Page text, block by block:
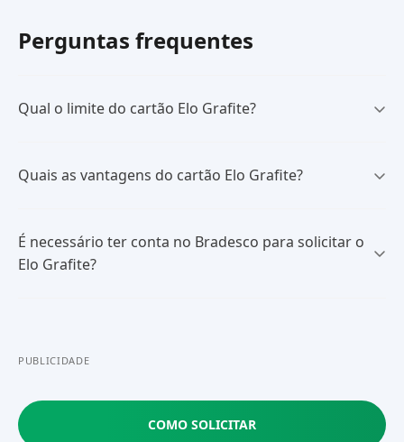
Perguntas frequentes
Qual o limite do cartão Elo Grafite?
Quais as vantagens do cartão Elo Grafite?
É necessário ter conta no Bradesco para solicitar o
Elo Grafite?
PUBLICIDADE
COMO SOLICITAR